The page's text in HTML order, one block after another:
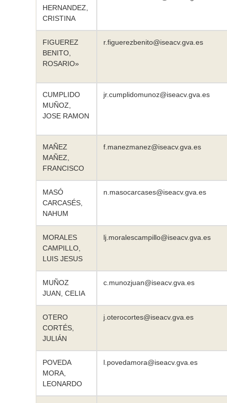
HERNANDEZ,
CRISTINA
FIGUEREZ
BENITO,
ROSARIO»
r.figuerezbenito@iseacv.gva.es
CUMPLIDO
MUÑOZ,
JOSE RAMON
jr.cumplidomunoz@iseacv.gva.es
MAÑEZ
MAÑEZ,
FRANCISCO
f.manezmanez@iseacv.gva.es
MASÓ
CARCASÉS,
NAHUM
n.masocarcases@iseacv.gva.es
MORALES
CAMPILLO,
LUIS JESUS
lj.moralescampillo@iseacv.gva.es
MUÑOZ
JUAN, CELIA
c.munozjuan@iseacv.gva.es
OTERO
CORTÉS,
JULIÁN
j.oterocortes@iseacv.gva.es
POVEDA
MORA,
LEONARDO
l.povedamora@iseacv.gva.es